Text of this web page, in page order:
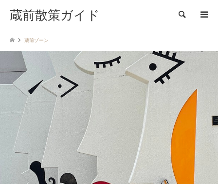
蔵前散策ガイド 検索
蔵前ゾーン